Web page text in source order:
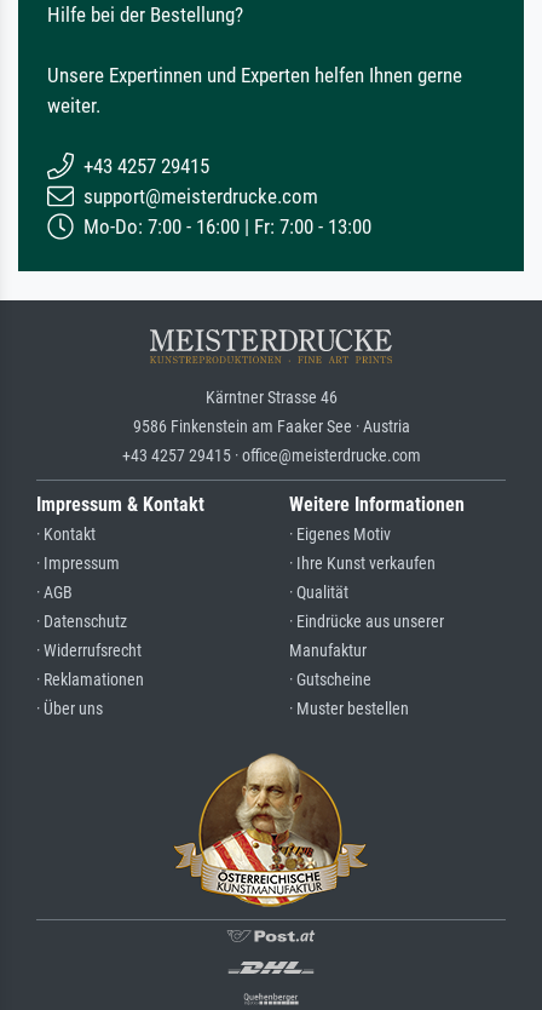
Hilfe bei der Bestellung?
Unsere Expertinnen und Experten helfen Ihnen gerne
weiter.
+43 4257 29415
support@meisterdrucke.com
Mo-Do: 7:00 - 16:00 | Fr: 7:00 - 13:00
Kärntner Strasse 46
9586 Finkenstein am Faaker See · Austria
+43 4257 29415 · office@meisterdrucke.com
Impressum & Kontakt
· Kontakt
· Impressum
· AGB
· Datenschutz
· Widerrufsrecht
· Reklamationen
· Über uns
Weitere Informationen
· Eigenes Motiv
· Ihre Kunst verkaufen
· Qualität
· Eindrücke aus unserer
Manufaktur
· Gutscheine
· Muster bestellen